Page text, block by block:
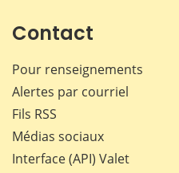
Contact
Pour renseignements
Alertes par courriel
Fils RSS
Médias sociaux
Interface (API) Valet